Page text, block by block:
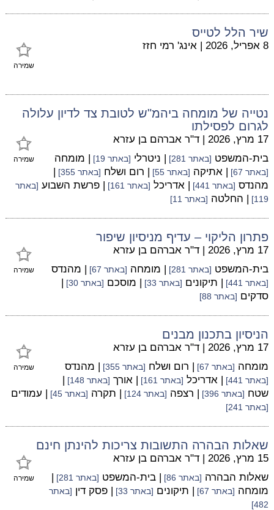
שיר הלל לטייס
שמירה
8 אפריל, 2026 | אינג' רמי חזז
נטייה של מומחה ביהמ"ש לטובת צד לדיון עלולה
לגרום לפסילתו
שמירה
17 מרץ, 2026 | ד"ר אברהם בן עזרא
בית-המשפט [באתר 281] | ניטרלי [באתר 19] | מומחה
[באתר 67] | אתיקה [באתר 55] | רום ושלח [באתר 355]
|
מהנדס [באתר 441] | אדריכל [באתר 161] | פרשת השבוע [באתר
119]
| החלטה [באתר 11]
פתרון הליקוי – עדיף מניסיון שיפור
שמירה
17 מרץ, 2026 | ד"ר אברהם בן עזרא
בית-המשפט [באתר 281] | מומחה [באתר 67] | מהנדס
[באתר 441] | תיקונים [באתר 33] | מוסכם [באתר 30]
|
סדקים [באתר 88]
הניסיון בתכנון מבנים
שמירה
17 מרץ, 2026 | ד"ר אברהם בן עזרא
מומחה [באתר 67] | רום ושלח [באתר 355] | מהנדס
[באתר 441] | אדריכל [באתר 161] | אורך [באתר 148]
|
שטח [באתר 396] | רצפה [באתר 124] | תקרה [באתר 45] | עמודים
[באתר 241]
שאלות הבהרה התשובות צריכות להינתן חינם
שמירה
15 מרץ, 2026 | ד"ר אברהם בן עזרא
שאלות הבהרה [באתר 86] | בית-המשפט [באתר 281]
|
מומחה [באתר 67] | תיקונים [באתר 33] | פסק דין [באתר
482]